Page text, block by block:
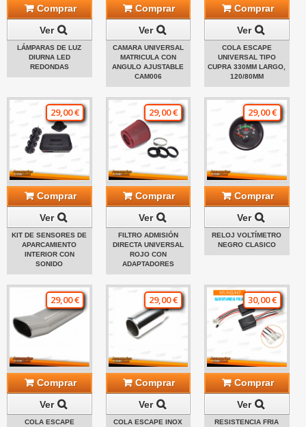
Comprar
Ver
LÁMPARAS DE LUZ
DIURNA LED
REDONDAS
Comprar
Ver
CAMARA UNIVERSAL
MATRICULA CON
ANGULO AJUSTABLE
CAM006
Comprar
Ver
COLA ESCAPE
UNIVERSAL TIPO
CUPRA 330MM LARGO,
120/80MM
29,00 €
Comprar
Ver
KIT DE SENSORES DE
APARCAMIENTO
INTERIOR CON
SONIDO
29,00 €
Comprar
Ver
FILTRO ADMISIÓN
DIRECTA UNIVERSAL
ROJO CON
ADAPTADORES
29,00 €
Comprar
Ver
RELOJ VOLTÍMETRO
NEGRO CLASICO
29,00 €
Comprar
Ver
COLA ESCAPE
29,00 €
Comprar
Ver
COLA ESCAPE INOX
30,00 €
Comprar
Ver
RESISTENCIA FRIA